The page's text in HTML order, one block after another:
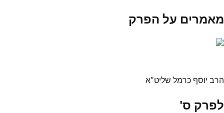
מאמרים על הפרק
הרב יוסף כרמל שליט"א
לפרק ס'